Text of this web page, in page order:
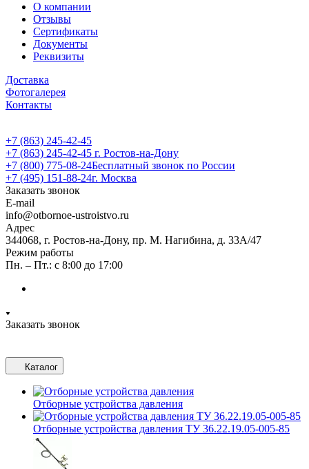
О компании
Отзывы
Сертификаты
Документы
Реквизиты
Доставка
Фотогалерея
Контакты
+7 (863) 245-42-45
+7 (863) 245-42-45 г. Ростов-на-Дону
+7 (800) 775-08-24Бесплатный звонок по России
+7 (495) 151-88-24г. Москва
Заказать звонок
E-mail
info@otbornoe-ustroistvo.ru
Адрес
344068, г. Ростов-на-Дону, пр. М. Нагибина, д. 33А/47
Режим работы
Пн. – Пт.: с 8:00 до 17:00
Заказать звонок
Каталог
Отборные устройства давления
Отборные устройства давления ТУ 36.22.19.05-005-85